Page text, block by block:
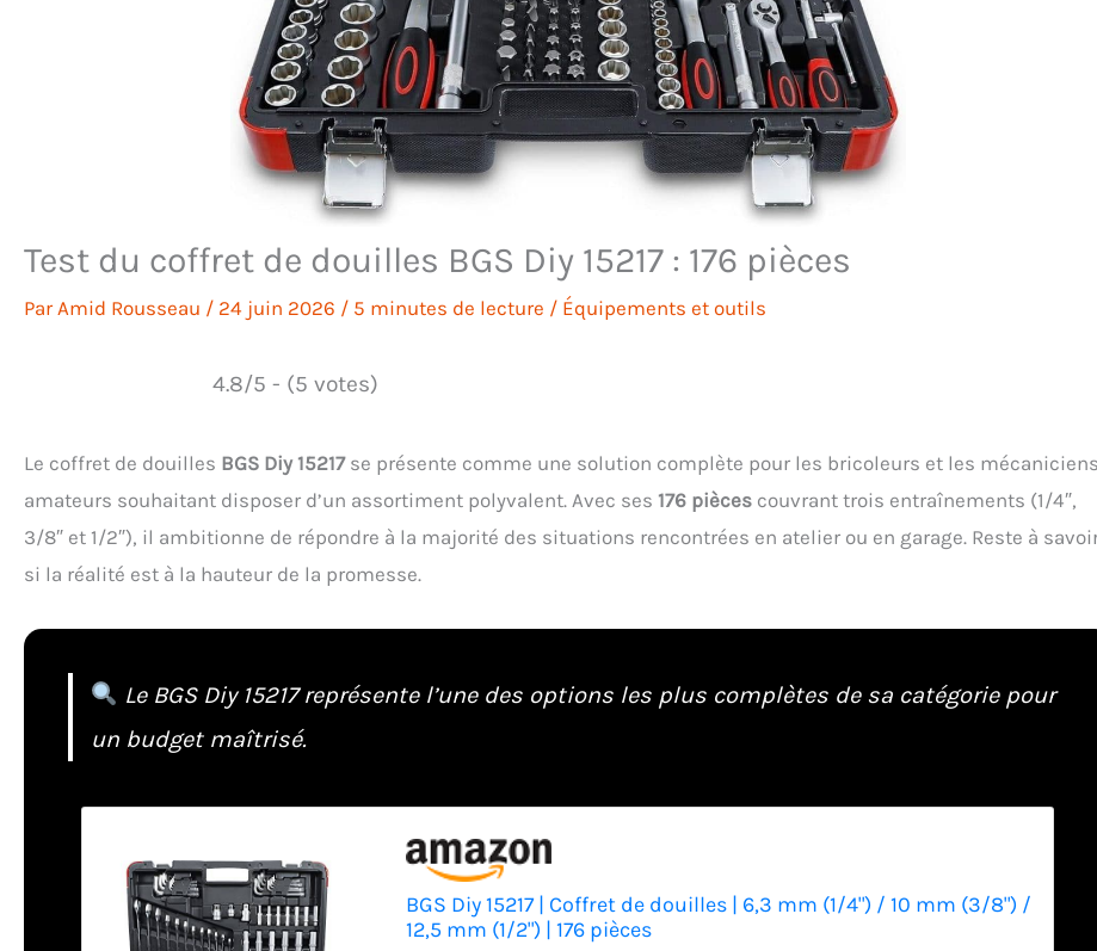
Test du coffret de douilles BGS Diy 15217 : 176 pièces
ParAmid Rousseau / 24 juin 2026 / 5 minutes de lecture / Équipements et outils
4.8/5 - (5 votes)
Le coffret de douilles BGS Diy 15217se présente comme une solution complète pour les bricoleurs et les mécaniciens
amateurs souhaitant disposer d’un assortiment polyvalent. Avec ses 176 pièces couvrant trois entraînements (1/4″,
3/8″ et 1/2″), il ambitionne de répondre à la majorité des situations rencontrées en atelier ou en garage. Reste à
si la réalité est à la hauteur de la promesse.
Le BGS Diy 15217 représente l’une des options les plus complètes de sa catégorie pour
un budget maîtrisé.
BGS Diy 15217 | Coffret de douilles | 6,3 mm (1/4") / 10 mm (3/8") /
12,5 mm (1/2") | 176 pièces